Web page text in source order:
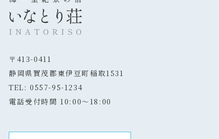
〒413-0411
静岡県賀茂郡東伊豆町稲取1531
TEL: 0557-95-1234
電話受付時間 10:00～18:00